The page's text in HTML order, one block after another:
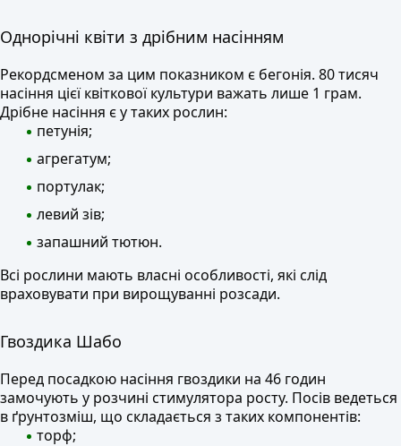
Однорічні квіти з дрібним насінням
Рекордсменом за цим показником є ​​бегонія. 80 тисяч
насіння цієї квіткової культури важать лише 1 грам.
Дрібне насіння є у таких рослин:
петунія;
агрегатум;
портулак;
левий зів;
запашний тютюн.
Всі рослини мають власні особливості, які слід
враховувати при вирощуванні розсади.
Гвоздика Шабо
Перед посадкою насіння гвоздики на 46 годин
замочують у розчині стимулятора росту. Посів ведеться
в ґрунтозміш, що складається з таких компонентів:
торф;